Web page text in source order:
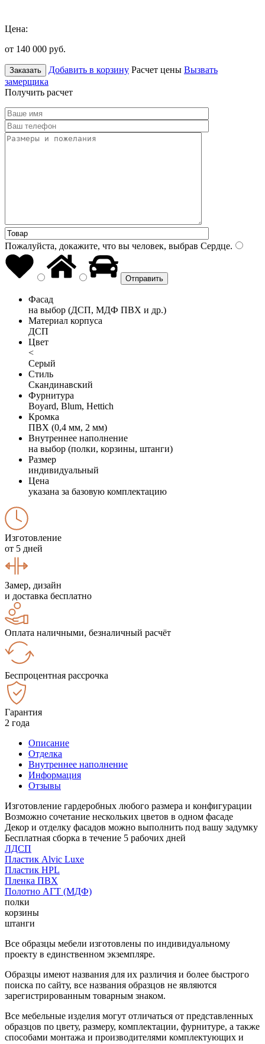
Цена:
от 140 000 руб.
Заказать Добавить в корзину Расчет цены Вызвать
замерщика
Получить расчет
Пожалуйста, докажите, что вы человек, выбрав Сердце.
Фасад
на выбор (ДСП, МДФ ПВХ и др.)
Материал корпуса
ДСП
Цвет
<
Серый
Стиль
Скандинавский
Фурнитура
Boyard, Blum, Hettich
Кромка
ПВХ (0,4 мм, 2 мм)
Внутреннее наполнение
на выбор (полки, корзины, штанги)
Размер
индивидуальный
Цена
указана за базовую комплектацию
Изготовление
от 5 дней
Замер, дизайн
и доставка бесплатно
Оплата наличными, безналичный расчёт
Беспроцентная рассрочка
Гарантия
2 года
Описание
Отделка
Внутреннее наполнение
Информация
Отзывы
Изготовление гардеробных любого размера и конфигурации
Возможно сочетание нескольких цветов в одном фасаде
Декор и отделку фасадов можно выполнить под вашу задумку
Бесплатная сборка в течение 5 рабочих дней
ЛДСП
Пластик Alvic Luxe
Пластик HPL
Пленка ПВХ
Полотно АГТ (МДФ)
полки
корзины
штанги
Все образцы мебели изготовлены по индивидуальному
проекту в единственном экземпляре.
Образцы имеют названия для их различия и более быстрого
поиска по сайту, все названия образцов не являются
зарегистрированным товарным знаком.
Все мебельные изделия могут отличаться от представленных
образцов по цвету, размеру, комплектации, фурнитуре, а также
способами монтажа и производителями комплектующих и